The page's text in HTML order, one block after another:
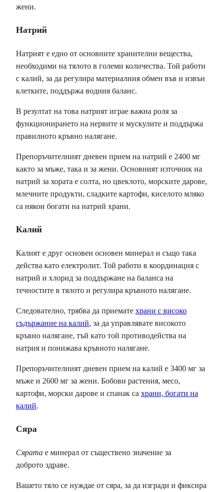
жени.
Натрий
Натрият е едно от основните хранителни вещества,
необходими на тялото в големи количества. Той работи
с калий, за да регулира материалния обмен във и извън
клетките, поддържа водния баланс.
В резултат на това натрият играе важна роля за
функционирането на нервите и мускулите и поддържа
правилното кръвно налягане.
Препоръчителният дневен прием на натрий е 2400 мг
както за мъже, така и за жени. Основният източник на
натрий за хората е солта, но цвеклото, морските дарове,
млечните продукти, сладките картофи, киселото мляко
са някои богати на натрий храни.
Калий
Калият е друг основен основен минерал и също така
действа като електролит. Той работи в координация с
натрий и хлорид за поддържане на баланса на
течностите в тялото и регулира кръвното налягане.
Следователно, трябва да приемате храни с високо
съдържание на калий, за да управлявате високото
кръвно налягане, тъй като той противодейства на
натрия и понижава кръвното налягане.
Препоръчителният дневен прием на калий е 3400 мг за
мъже и 2600 мг за жени. Бобови растения, месо,
картофи, морски дарове и спанак са храни, богати на
калий.
Сяра
Сярата е минерал от съществено значение за
доброто здраве.
Вашето тяло се нуждае от сяра, за да изгради и фиксира